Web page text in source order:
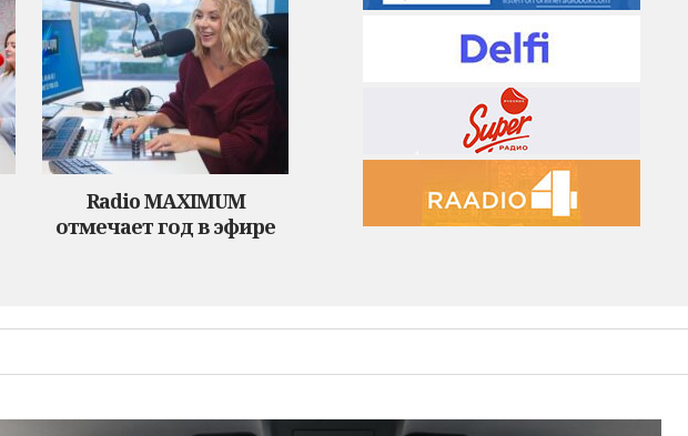
Radio MAXIMUM
отмечает год в эфире